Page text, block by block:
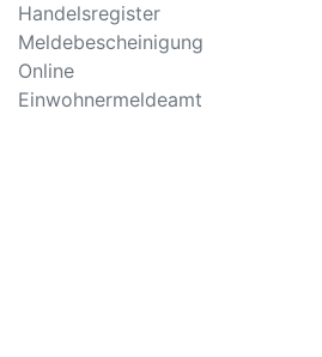
Handelsregister
Meldebescheinigung
Online
Einwohnermeldeamt